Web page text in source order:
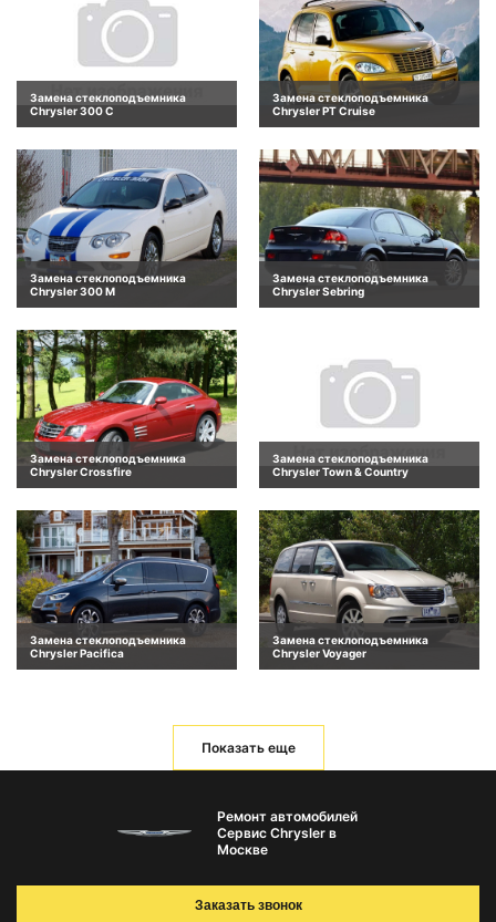
Замена стеклоподъемника
Chrysler 300 C
Замена стеклоподъемника
Chrysler PT Cruise
Замена стеклоподъемника
Chrysler 300 M
Замена стеклоподъемника
Chrysler Sebring
Замена стеклоподъемника
Chrysler Crossfire
Замена стеклоподъемника
Chrysler Town & Country
Замена стеклоподъемника
Chrysler Pacifica
Замена стеклоподъемника
Chrysler Voyager
Показать еще
Ремонт автомобилей
Сервис Chrysler в
Москве
Заказать звонок